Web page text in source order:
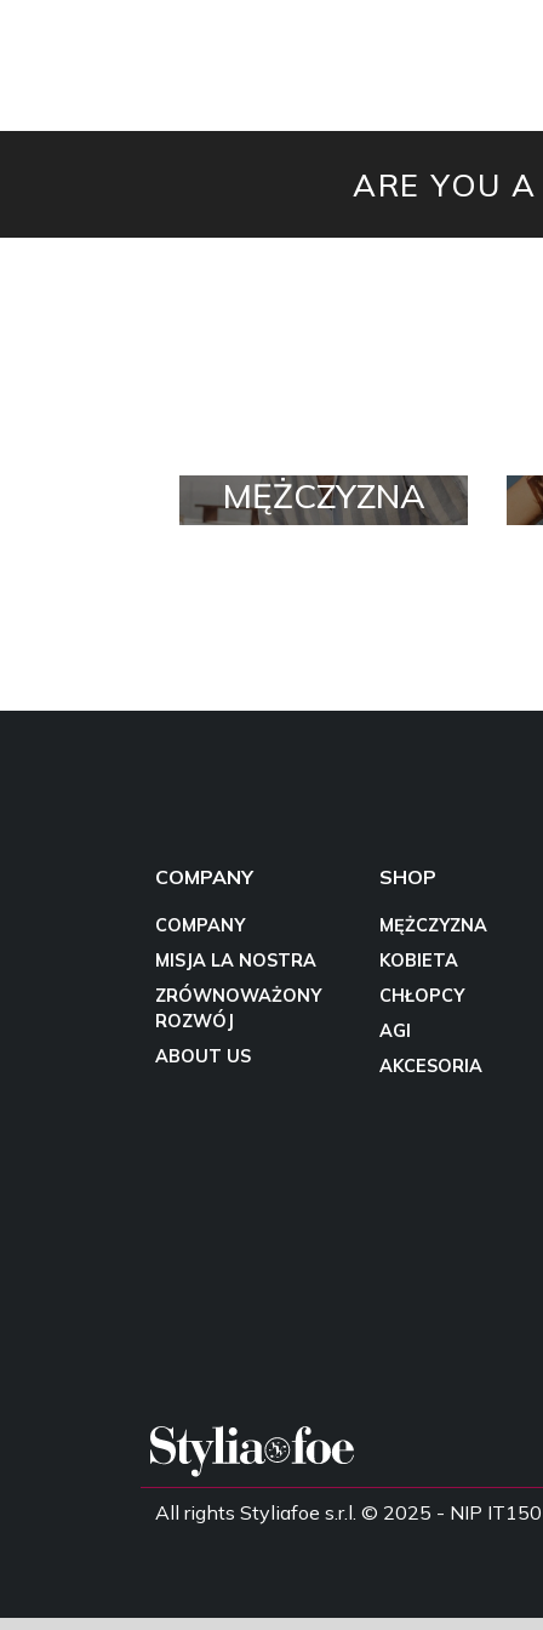
ARE YOU
MĘŻCZYZNA
COMPANY
COMPANY
MISJA LA NOSTRA
ZRÓWNOWAŻONY
ROZWÓJ
ABOUT US
SHOP
MĘŻCZYZNA
KOBIETA
CHŁOPCY
AGI
AKCESORIA
All rights Styliafoe s.r.l. © 2025 - NIP